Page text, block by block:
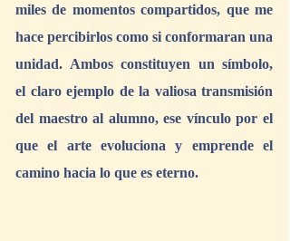
miles de momentos compartidos, que me
hace percibirlos como si conformaran una
unidad. Ambos constituyen un símbolo,
el claro ejemplo de la valiosa transmisión
del maestro al alumno, ese vínculo por el
que el arte evoluciona y emprende el
camino hacia lo que es eterno.